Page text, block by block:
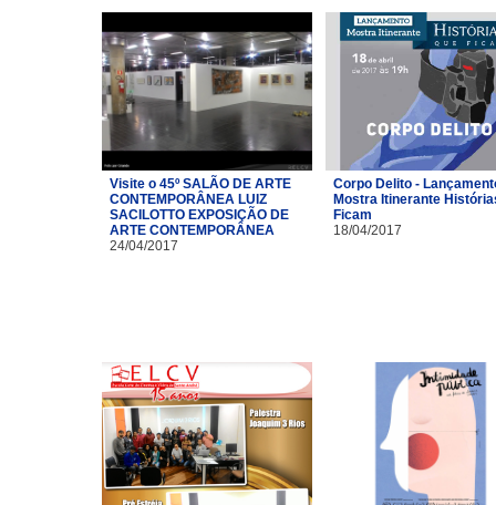
Visite o 45º SALÃO DE ARTE
CONTEMPORÂNEA LUIZ
SACILOTTO EXPOSIÇÃO DE
ARTE CONTEMPORÂNEA
24/04/2017
Corpo Delito -
Mostra Itinerante
Ficam
18/04/2017